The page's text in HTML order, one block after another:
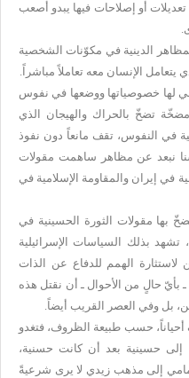
تعديلات أو إصلاحات فيها يبدو أصعب
الدينية في مكوّنات الشخصية
يتعامل الإنسان معه تعاملاً مباشراً.
لها خصوصياتها ووضعها في نفوس
تضخّ بالحراك والهيجان الذي
في النفوس، تقف مانعاً دون نفوذ
نبعد عن مظاهر ساهمت مقولات
في إيران والمقاومة الإسلامية في
بها مقولات الثورة الحسينية في
بذلك السياسات الإسرائيلية
لاستثارة الهمم للدفاع عن الذات
ـ بأيّ حالٍ من الأحوال ـ أن نقتل هذه
بل وفي العصر القريب أيضاً.
أحياناً، حسب طبيعة الظروف، فتغدو
حسينية بعد أن كانت حسنية،
إلى مذهب زيدي لا يرى شرعيةً